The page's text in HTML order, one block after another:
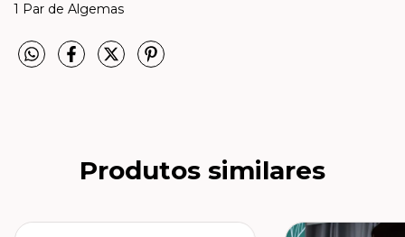
1 Par de Algemas
Produtos similares